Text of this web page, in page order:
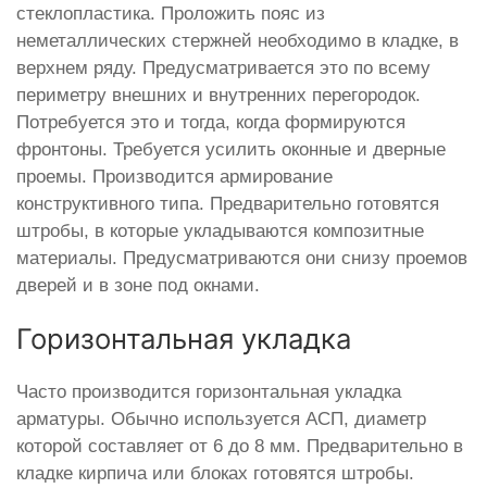
стеклопластика. Проложить пояс из
неметаллических стержней необходимо в кладке, в
верхнем ряду. Предусматривается это по всему
периметру внешних и внутренних перегородок.
Потребуется это и тогда, когда формируются
фронтоны. Требуется усилить оконные и дверные
проемы. Производится армирование
конструктивного типа. Предварительно готовятся
штробы, в которые укладываются композитные
материалы. Предусматриваются они снизу проемов
дверей и в зоне под окнами.
Горизонтальная укладка
Часто производится горизонтальная укладка
арматуры. Обычно используется АСП, диаметр
которой составляет от 6 до 8 мм. Предварительно в
кладке кирпича или блоках готовятся штробы.